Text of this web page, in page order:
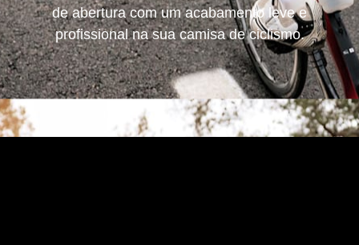
de abertura com um acabamento leve e
profissional na sua camisa de ciclismo.